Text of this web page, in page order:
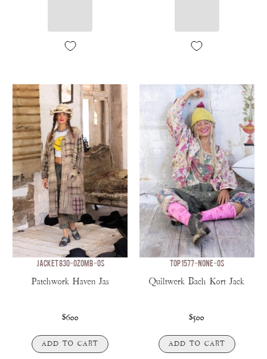
JACKET 830-OZOMB-OS
Patchwork Haven Jas
$600
ADD TO CART
TOP 1577-NONE-OS
Quiltwerk Bach Kort Jack
$500
ADD TO CART